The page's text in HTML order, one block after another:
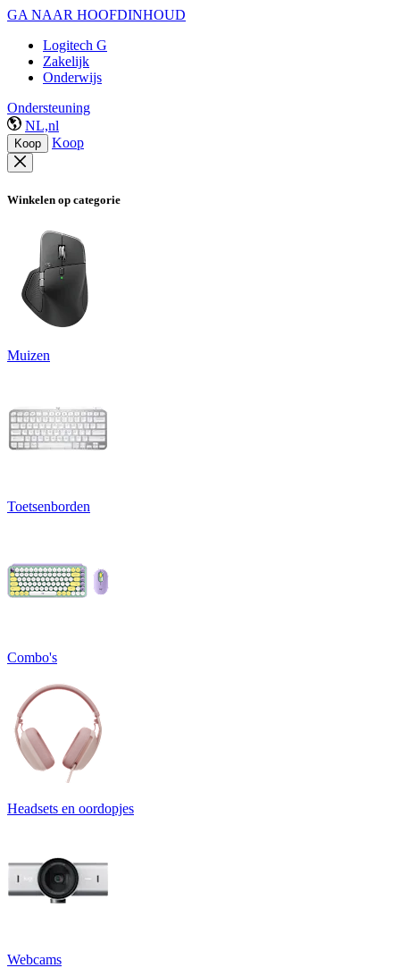
GA NAAR HOOFDINHOUD
Logitech G
Zakelijk
Onderwijs
Ondersteuning
NL,nl
Koop Koop
Winkelen op categorie
Muizen
Toetsenborden
Combo's
Headsets en oordopjes
Webcams